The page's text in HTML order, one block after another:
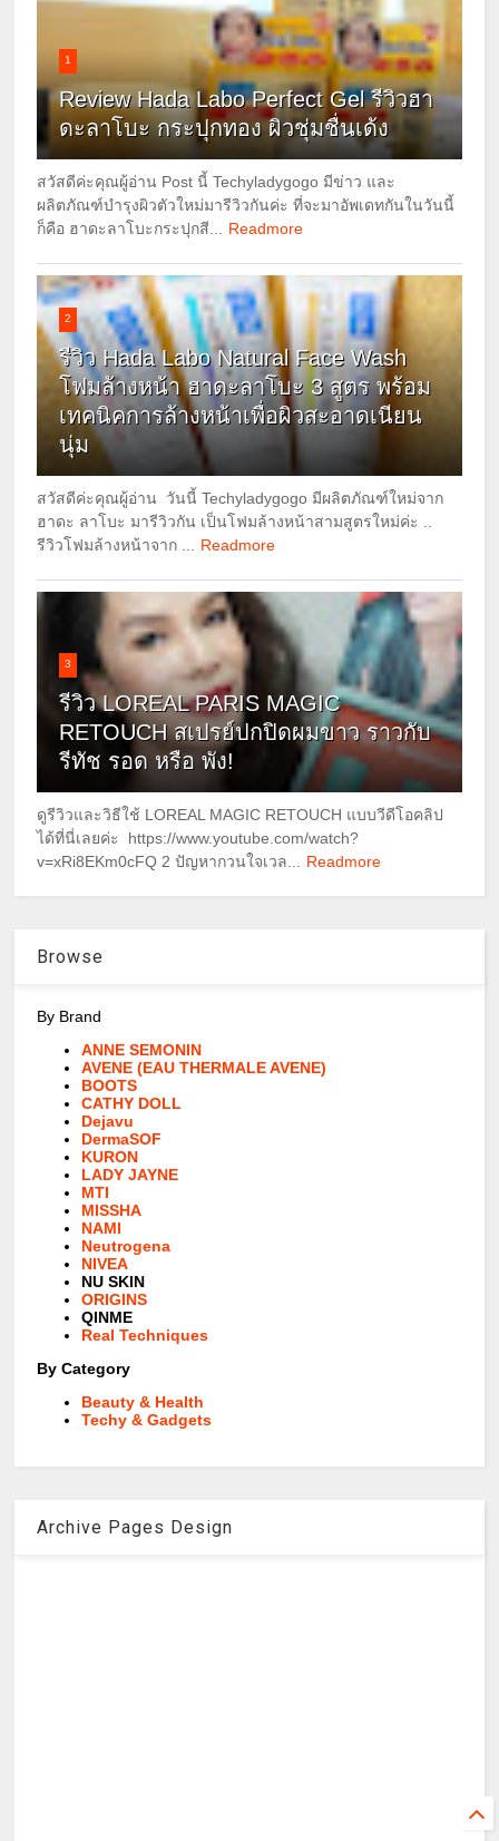
1
Review Hada Labo Perfect Gel รีวิวฮา
ดะลาโบะ กระปุกทอง ผิวชุ่มชื่นเด้ง
สวัสดีค่ะคุณผู้อ่าน Post นี้ Techyladygogo มีข่าว และ
ผลิตภัณฑ์บำรุงผิวตัวใหม่มารีวิวกันค่ะ ที่จะมาอัพเดทกันในวันนี้
ก็คือ ฮาดะลาโบะกระปุกสี...
Readmore
2
รีวิว Hada Labo Natural Face Wash
โฟมล้างหน้า ฮาดะลาโบะ 3 สูตร พร้อม
เทคนิคการล้างหน้าเพื่อผิวสะอาดเนียน
นุ่ม
สวัสดีค่ะคุณผู้อ่าน วันนี้ Techyladygogo มีผลิตภัณฑ์ใหม่จาก
ฮาดะ ลาโบะ มารีวิวกัน เป็นโฟมล้างหน้าสามสูตรใหม่ค่ะ ..
รีวิวโฟมล้างหน้าจาก ...
Readmore
3
รีวิว LOREAL PARIS MAGIC
RETOUCH สเปรย์ปกปิดผมขาว ราวกับ
รีทัช รอด หรือ พัง!
ดูรีวิวและวิธีใช้ LOREAL MAGIC RETOUCH แบบวีดีโอคลิป
ได้ที่นี่เลยค่ะ https://www.youtube.com/watch?
v=xRi8EKm0cFQ 2 ปัญหากวนใจเวล...
Readmore
Browse
By Brand
ANNE SEMONIN
AVENE (EAU THERMALE AVENE)
BOOTS
CATHY DOLL
Dejavu
DermaSOF
KURON
LADY JAYNE
MTI
MISSHA
NAMI
Neutrogena
NIVEA
NU SKIN
ORIGINS
QINME
Real Techniques
By Category
Beauty & Health
Techy & Gadgets
Archive Pages Design